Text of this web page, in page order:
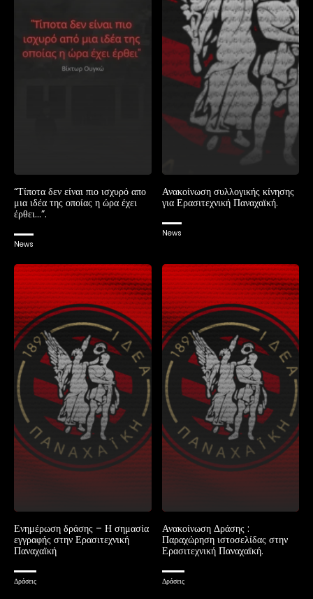
“Τίποτα δεν είναι πιο ισχυρό απο
μια ιδέα της οποίας η ώρα έχει
έρθει…”.
News
Ανακοίνωση συλλογικής κίνησης
για Ερασιτεχνική Παναχαϊκή.
News
Ενημέρωση δράσης – Η σημασία
εγγραφής στην Ερασιτεχνική
Παναχαϊκή
Δράσεις
Ανακοίνωση Δράσης :
Παραχώρηση ιστοσελίδας στην
Ερασιτεχνική Παναχαϊκή.
Δράσεις